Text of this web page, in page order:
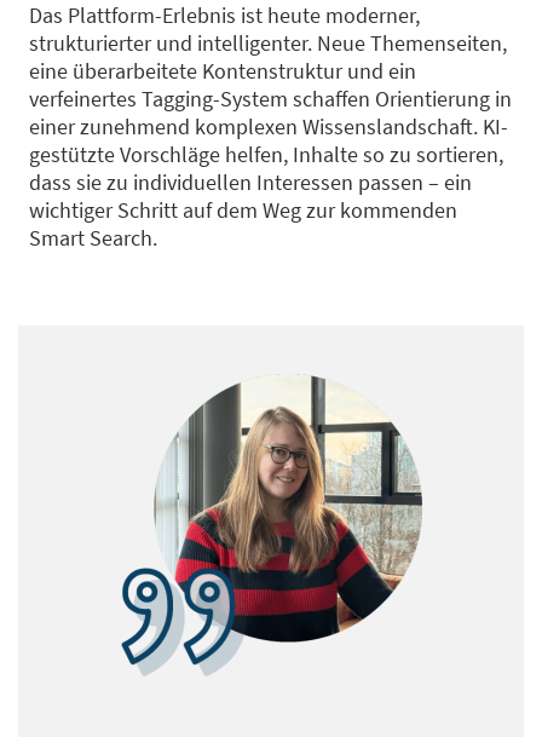
Das Plattform-Erlebnis ist heute moderner,
strukturierter und intelligenter. Neue Themenseiten,
eine überarbeitete Kontenstruktur und ein
verfeinertes Tagging-System schaffen Orientierung in
einer zunehmend komplexen Wissenslandschaft. KI-
gestützte Vorschläge helfen, Inhalte so zu sortieren,
dass sie zu individuellen Interessen passen – ein
wichtiger Schritt auf dem Weg zur kommenden
Smart Search.